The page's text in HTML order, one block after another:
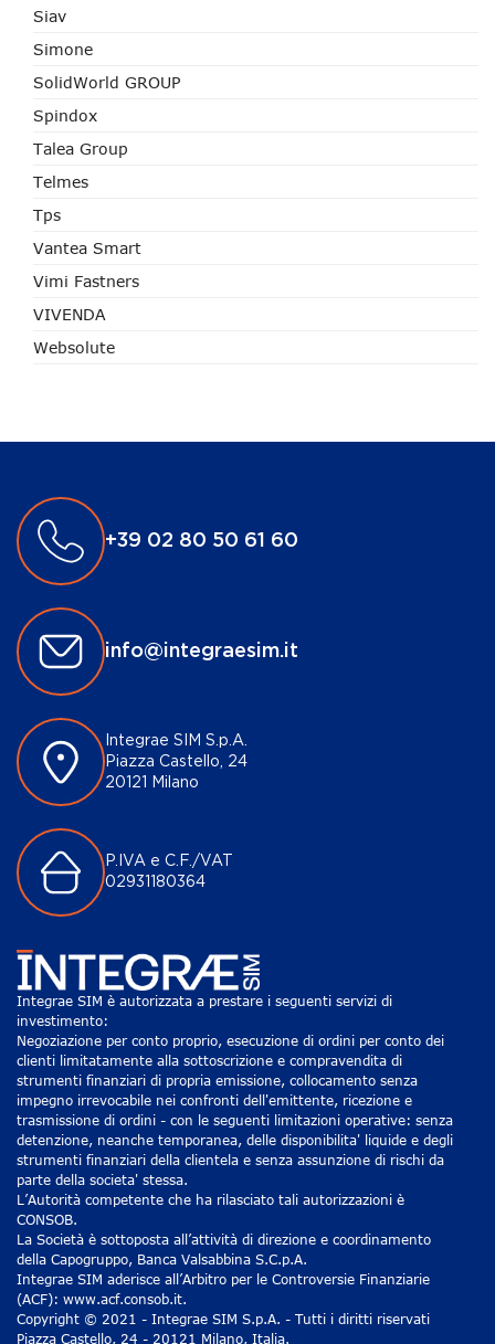
Siav
Simone
SolidWorld GROUP
Spindox
Talea Group
Telmes
Tps
Vantea Smart
Vimi Fastners
VIVENDA
Websolute
+39 02 80 50 61 60
info@integraesim.it
Integrae SIM S.p.A.
Piazza Castello, 24
20121 Milano
P.IVA e C.F./VAT
02931180364
Integrae SIM è autorizzata a prestare i seguenti servizi di
investimento:
Negoziazione per conto proprio, esecuzione di ordini per conto dei
clienti limitatamente alla sottoscrizione e compravendita di
strumenti finanziari di propria emissione, collocamento senza
impegno irrevocabile nei confronti dell'emittente, ricezione e
trasmissione di ordini - con le seguenti limitazioni operative: senza
detenzione, neanche temporanea, delle disponibilita' liquide e degli
strumenti finanziari della clientela e senza assunzione di rischi da
parte della societa' stessa.
L’Autorità competente che ha rilasciato tali autorizzazioni è
CONSOB.
La Società è sottoposta all’attività di direzione e coordinamento
della Capogruppo, Banca Valsabbina S.C.p.A.
Integrae SIM aderisce all’Arbitro per le Controversie Finanziarie
(ACF): www.acf.consob.it.
Copyright © 2021 - Integrae SIM S.p.A. - Tutti i diritti riservati
Piazza Castello, 24 - 20121 Milano, Italia.